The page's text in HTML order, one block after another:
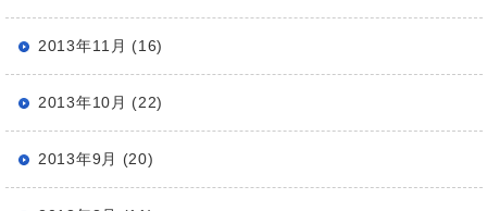
2013年11月 (16)
2013年10月 (22)
2013年9月 (20)